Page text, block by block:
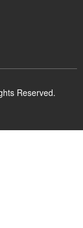
Reserved.